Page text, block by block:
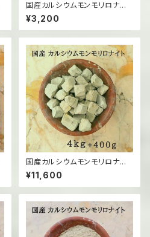
国産カルシウムモンモリロナイト
（固形）/1kg
¥3,200
国産カルシウムモンモリロナイト
（固形）/4kg
¥11,600